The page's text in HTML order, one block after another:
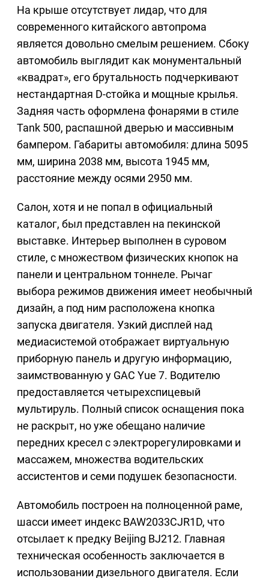
На крыше отсутствует лидар, что для
современного китайского автопрома
является довольно смелым решением. Сбоку
автомобиль выглядит как монументальный
«квадрат», его брутальность подчеркивают
нестандартная D-стойка и мощные крылья.
Задняя часть оформлена фонарями в стиле
Tank 500, распашной дверью и массивным
бампером. Габариты автомобиля: длина 5095
мм, ширина 2038 мм, высота 1945 мм,
расстояние между осями 2950 мм.
Салон, хотя и не попал в официальный
каталог, был представлен на пекинской
выставке. Интерьер выполнен в суровом
стиле, с множеством физических кнопок на
панели и центральном тоннеле. Рычаг
выбора режимов движения имеет необычный
дизайн, а под ним расположена кнопка
запуска двигателя. Узкий дисплей над
медиасистемой отображает виртуальную
приборную панель и другую информацию,
заимствованную у GAC Yue 7. Водителю
предоставляется четырехспицевый
мультируль. Полный список оснащения пока
не раскрыт, но уже обещано наличие
передних кресел с электрорегулировками и
массажем, множества водительских
ассистентов и семи подушек безопасности.
Автомобиль построен на полноценной раме,
шасси имеет индекс BAW2033CJR1D, что
отсылает к предку Beijing BJ212. Главная
техническая особенность заключается в
использовании дизельного двигателя. Если